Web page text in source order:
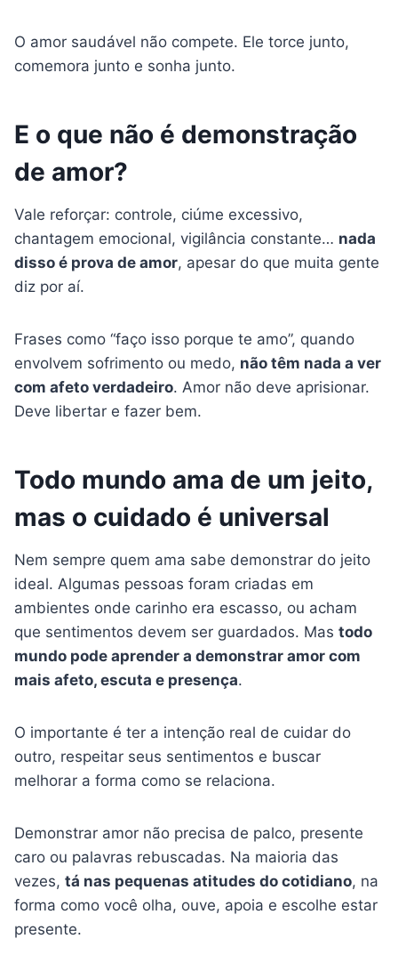
O amor saudável não compete. Ele torce junto,
comemora junto e sonha junto.
E o que não é demonstração
de amor?
Vale reforçar: controle, ciúme excessivo,
chantagem emocional, vigilância constante… nada
disso é prova de amor, apesar do que muita gente
diz por aí.
Frases como “faço isso porque te amo”, quando
envolvem sofrimento ou medo, não têm nada a ver
com afeto verdadeiro. Amor não deve aprisionar.
Deve libertar e fazer bem.
Todo mundo ama de um jeito,
mas o cuidado é universal
Nem sempre quem ama sabe demonstrar do jeito
ideal. Algumas pessoas foram criadas em
ambientes onde carinho era escasso, ou acham
que sentimentos devem ser guardados. Mas todo
mundo pode aprender a demonstrar amor com
mais afeto, escuta e presença.
O importante é ter a intenção real de cuidar do
outro, respeitar seus sentimentos e buscar
melhorar a forma como se relaciona.
Demonstrar amor não precisa de palco, presente
caro ou palavras rebuscadas. Na maioria das
vezes, tá nas pequenas atitudes do cotidiano, na
forma como você olha, ouve, apoia e escolhe estar
presente.